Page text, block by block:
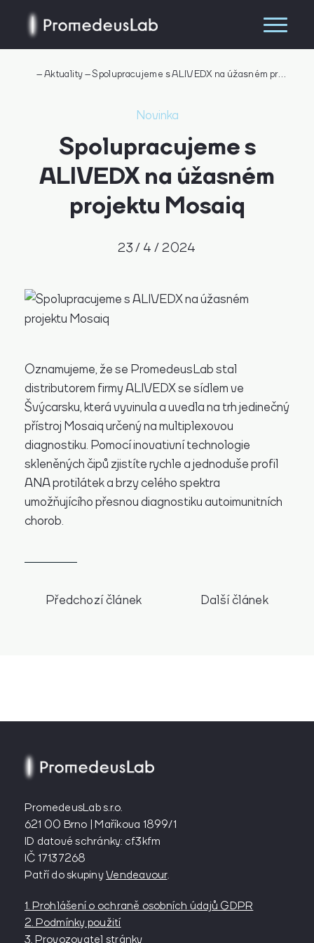
cs en
–Aktuality–Spolupracujeme s ALIVEDX na úžasném projektu Mosaiq
Novinka
Spolupracujeme s
ALIVEDX na úžasném
projektu Mosaiq
23 / 4 / 2024
Oznamujeme, že se PromedeusLab stal
distributorem firmy ALIVEDX se sídlem ve
Švýcarsku, která vyvinula a uvedla na trh jedinečný
přístroj Mosaiq určený na multiplexovou
diagnostiku. Pomocí inovativní technologie
skleněných čipů zjistíte rychle a jednoduše profil
ANA protilátek a brzy celého spektra
umožňujícího přesnou diagnostiku autoimunitních
chorob.
Předchozí článek Další článek
PromedeusLab s.r.o.
621 00 Brno | Maříkova 1899/1
ID datové schránky: cf3kfm
IČ 17137268
Patří do skupinyVendeavour.
1. Prohlášení o ochraně osobních údajů GDPR
2. Podmínky použití
3. Provozovatel stránky